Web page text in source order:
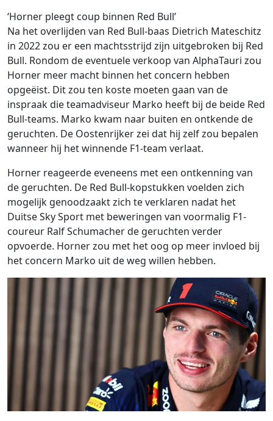
‘Horner pleegt coup binnen Red Bull’
Na het overlijden van Red Bull-baas Dietrich Mateschitz
in 2022 zou er een machtsstrijd zijn uitgebroken bij Red
Bull. Rondom de eventuele verkoop van AlphaTauri zou
Horner meer macht binnen het concern hebben
opgeëist. Dit zou ten koste moeten gaan van de
inspraak die teamadviseur Marko heeft bij de beide Red
Bull-teams. Marko kwam naar buiten en ontkende de
geruchten. De Oostenrijker zei dat hij zelf zou bepalen
wanneer hij het winnende F1-team verlaat.
Horner reageerde eveneens met een ontkenning van
de geruchten. De Red Bull-kopstukken voelden zich
mogelijk genoodzaakt zich te verklaren nadat het
Duitse Sky Sport met beweringen van voormalig F1-
coureur Ralf Schumacher de geruchten verder
opvoerde. Horner zou met het oog op meer invloed bij
het concern Marko uit de weg willen hebben.